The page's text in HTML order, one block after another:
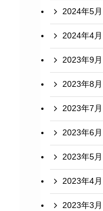
2024年5月
2024年4月
2023年9月
2023年8月
2023年7月
2023年6月
2023年5月
2023年4月
2023年3月